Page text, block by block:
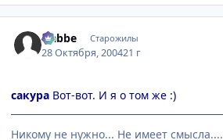
Nabbe Старожилы
28 Октября, 200421 г
сакура Вот-вот. И я о том же :)
Никому не нужно... Не имеет смысла....